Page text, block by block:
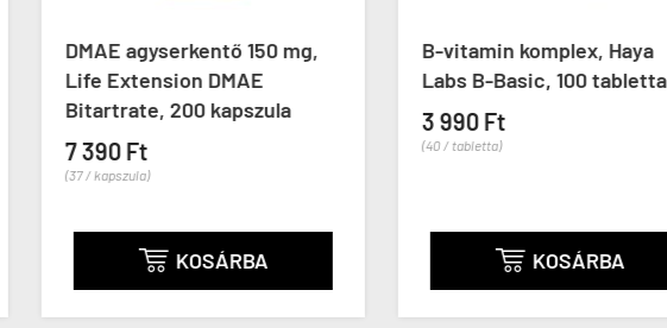
DMAE agyserkentő 150 mg,
Life Extension DMAE
Bitartrate, 200 kapszula
7 390 Ft
(37 / kapszula)
 KOSÁRBA
B-vitamin komplex, Haya
Labs B-Basic, 100 tabletta
3 990 Ft
(40 / tabletta)
 KOSÁRBA